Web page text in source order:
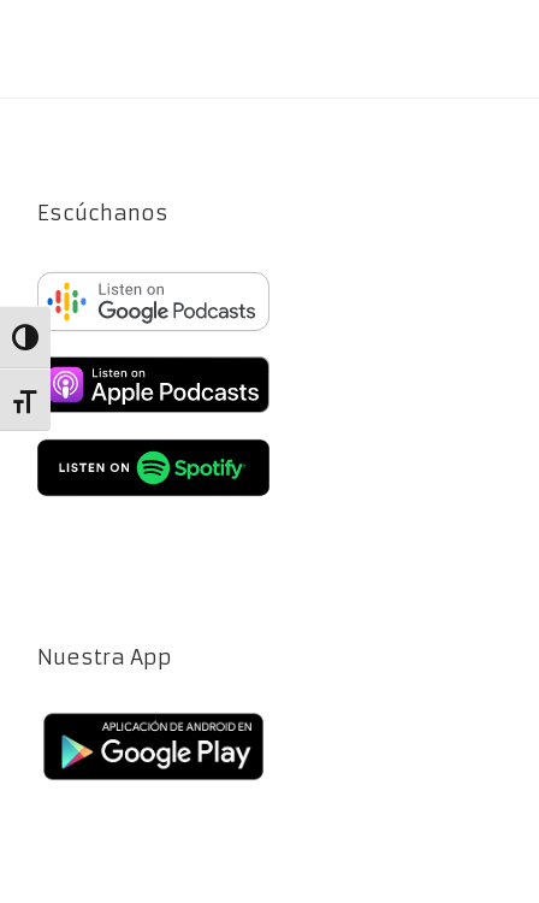
Alternar alto contraste
Alternar tamaño de letra
Escúchanos
Nuestra App